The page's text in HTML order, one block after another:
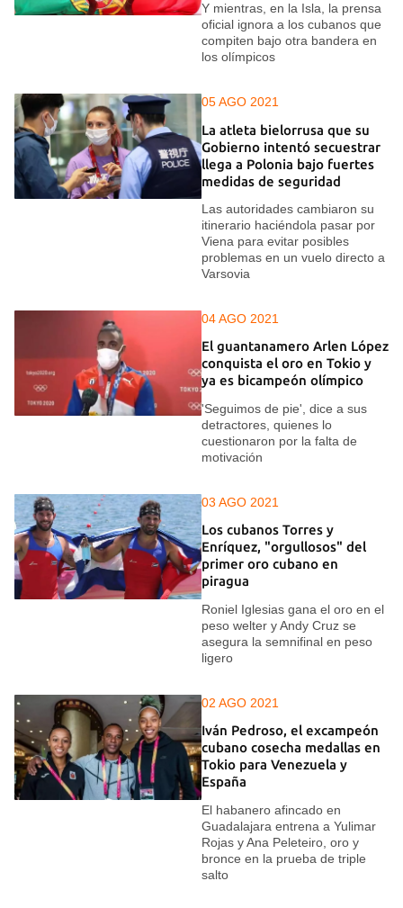
Y mientras, en la Isla, la prensa
oficial ignora a los cubanos que
compiten bajo otra bandera en
los olímpicos
05 AGO 2021
La atleta bielorrusa que su
Gobierno intentó secuestrar
llega a Polonia bajo fuertes
medidas de seguridad
Las autoridades cambiaron su
itinerario haciéndola pasar por
Viena para evitar posibles
problemas en un vuelo directo a
Varsovia
04 AGO 2021
El guantanamero Arlen López
conquista el oro en Tokio y
ya es bicampeón olímpico
'Seguimos de pie', dice a sus
detractores, quienes lo
cuestionaron por la falta de
motivación
03 AGO 2021
Los cubanos Torres y
Enríquez, "orgullosos" del
primer oro cubano en
piragua
Roniel Iglesias gana el oro en el
peso welter y Andy Cruz se
asegura la semnifinal en peso
ligero
02 AGO 2021
Iván Pedroso, el excampeón
cubano cosecha medallas en
Tokio para Venezuela y
España
El habanero afincado en
Guadalajara entrena a Yulimar
Rojas y Ana Peleteiro, oro y
bronce en la prueba de triple
salto